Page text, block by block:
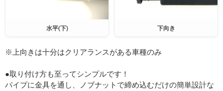
水平(下) 下向き
※上向きは十分はクリアランスがある車種のみ
●取り付け方も至ってシンプルです！
パイプに金具を通し、ノブナットで締め込むだけの簡単設計な